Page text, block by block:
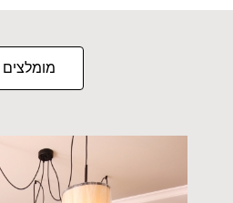
מומלצים